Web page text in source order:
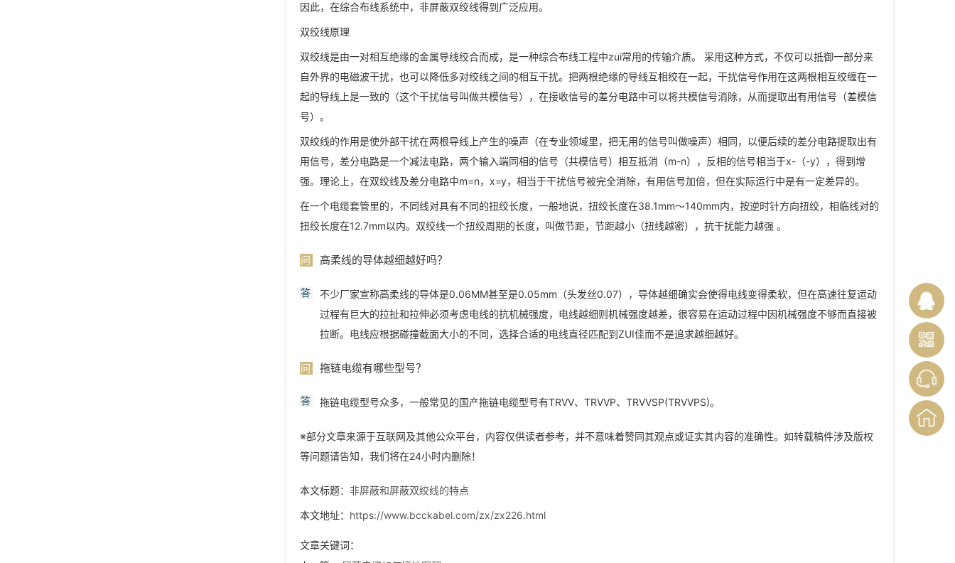
因此，在综合布线系统中，非屏蔽双绞线得到广泛应用。
双绞线原理
双绞线是由一对相互绝缘的金属导线绞合而成，是一种综合布线工程中zui常用的传输介质。 采用这种方式，不仅可以抵御一部分来
自外界的电磁波干扰，也可以降低多对绞线之间的相互干扰。把两根绝缘的导线互相绞在一起，干扰信号作用在这两根相互绞缠在一
起的导线上是一致的（这个干扰信号叫做共模信号），在接收信号的差分电路中可以将共模信号消除，从而提取出有用信号（差模信
号）。
双绞线的作用是使外部干扰在两根导线上产生的噪声（在专业领域里，把无用的信号叫做噪声）相同，以便后续的差分电路提取出有
用信号，差分电路是一个减法电路，两个输入端同相的信号（共模信号）相互抵消（m-n），反相的信号相当于x-（-y），得到增
强。理论上，在双绞线及差分电路中m=n，x=y，相当于干扰信号被完全消除，有用信号加倍，但在实际运行中是有一定差异的。
在一个电缆套管里的，不同线对具有不同的扭绞长度，一般地说，扭绞长度在38.1mm～140mm内，按逆时针方向扭绞，相临线对的
扭绞长度在12.7mm以内。双绞线一个扭绞周期的长度，叫做节距，节距越小（扭线越密），抗干扰能力越强 。
问 高柔线的导体越细越好吗？
答
不少厂家宣称高柔线的导体是0.06MM甚至是0.05mm（头发丝0.07），导体越细确实会使得电线变得柔软，但在高速往复运动
过程有巨大的拉扯和拉伸必须考虑电线的抗机械强度，电线越细则机械强度越差，很容易在运动过程中因机械强度不够而直接被
拉断。电线应根据碰撞截面大小的不同，选择合适的电线直径匹配到ZUI佳而不是追求越细越好。
问 拖链电缆有哪些型号？
答 拖链电缆型号众多，一般常见的国产拖链电缆型号有TRVV、TRVVP、TRVVSP(TRVVPS)。
※部分文章来源于互联网及其他公众平台，内容仅供读者参考，并不意味着赞同其观点或证实其内容的准确性。如转载稿件涉及版权
等问题请告知，我们将在24小时内删除！
本文标题： 非屏蔽和屏蔽双绞线的特点
本文地址： https://www.bcckabel.com/zx/zx226.html
文章关键词：